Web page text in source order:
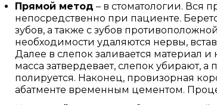
Прямой метод – в стоматологии. Вся
непосредственно при пациенте.
зубов, а также с зубов
необходимости удаляются нервы,
Далее в слепок заливается материал и
масса затвердевает, слепок убирают,
полируется. Наконец, провизорная
абатменте временным цементом.